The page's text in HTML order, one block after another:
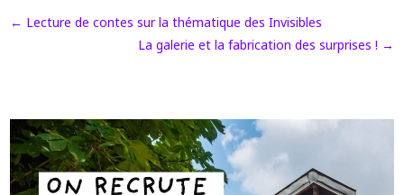
← Lecture de contes sur la thématique des Invisibles
La galerie et la fabrication des surprises ! →